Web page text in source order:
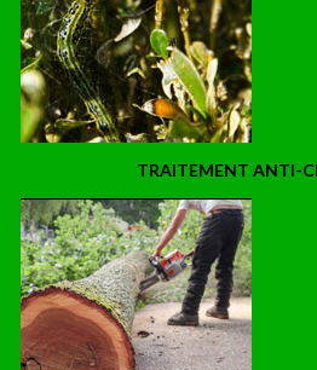
TRAITEMENT ANTI-